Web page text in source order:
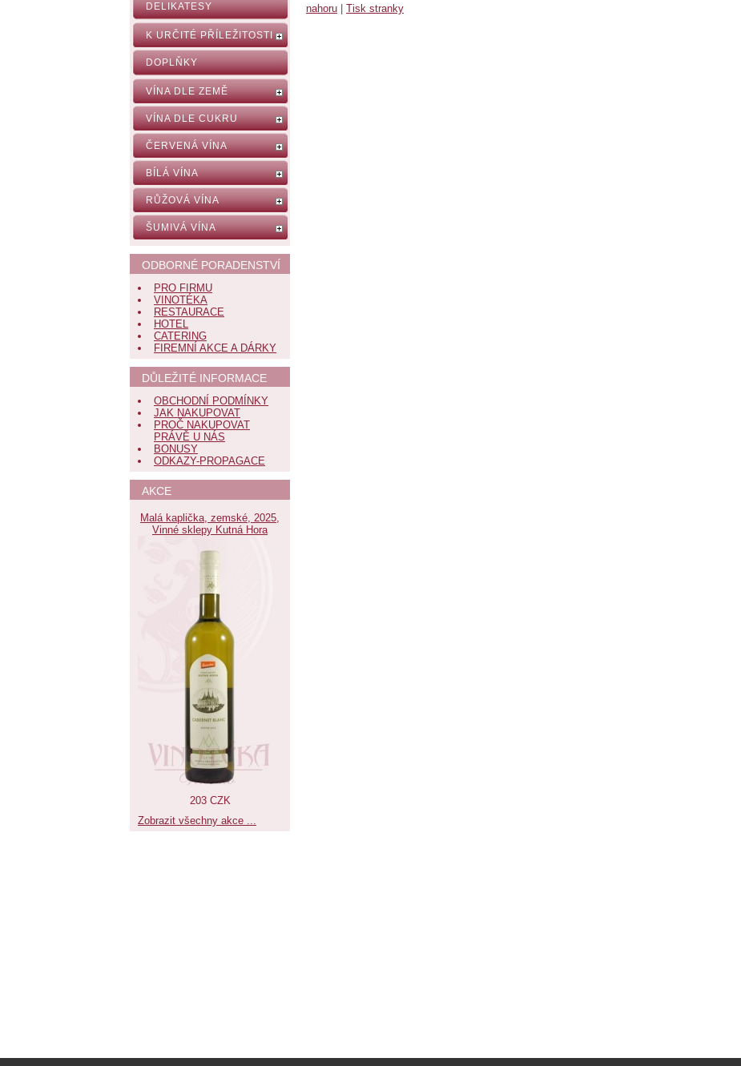
nahoru Tisk stranky
DELIKATESY
K URČITÉ PŘÍLEŽITOSTI
DOPLŇKY
VÍNA DLE ZEMĚ
VÍNA DLE CUKRU
ČERVENÁ VÍNA
BÍLÁ VÍNA
RŮŽOVÁ VÍNA
ŠUMIVÁ VÍNA
ODBORNÉ PORADENSTVÍ
PRO FIRMU
VINOTÉKA
RESTAURACE
HOTEL
CATERING
FIREMNÍ AKCE A DÁRKY
DŮLEŽITÉ INFORMACE
OBCHODNÍ PODMÍNKY
JAK NAKUPOVAT
PROČ NAKUPOVAT
PRÁVĚ U NÁS
BONUSY
ODKAZY-PROPAGACE
AKCE
Malá kaplička, zemské, 2025,
Vinné sklepy Kutná Hora
203 CZK
Zobrazit všechny akce ...